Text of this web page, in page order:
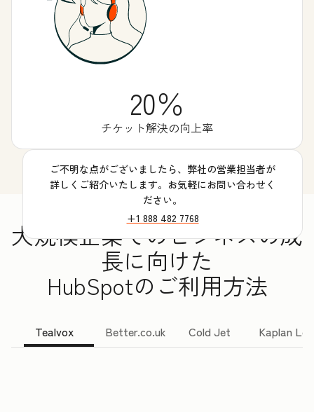
20％
チケット解決の向上率
ご不明な点がございましたら、弊社の営業担当者が
詳しくご紹介いたします。お気軽にお問い合わせく
ださい。
+1 888 482 7768
大規模企業でのビジネスの成
長に向けた
HubSpotのご利用方法
Tealvox Better.co.uk Cold Jet Kaplan